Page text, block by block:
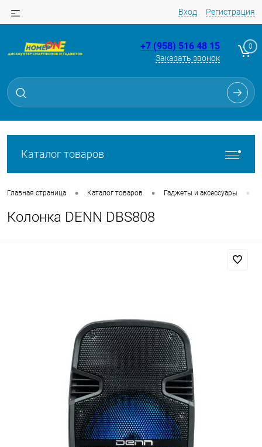
Вход Регистрация
+7 (958) 516 48 15
Заказать звонок
0
Каталог товаров
Главная страница • Каталог товаров • Гаджеты и аксессуары •
Колонка DENN DBS808
Для клиентов всех банков
Разбейте
без переплат
Сегодня
Оплачивайте сегодня только
% картой любого банка
Получайте товар
выбранный способом
Оставшиеся75% будут